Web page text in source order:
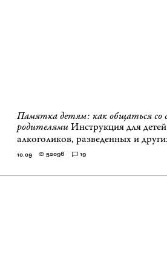
Памятка детям: как общаться со
родителямиИнструкция для
алкоголиков, разведенных и
10.09 52096 19